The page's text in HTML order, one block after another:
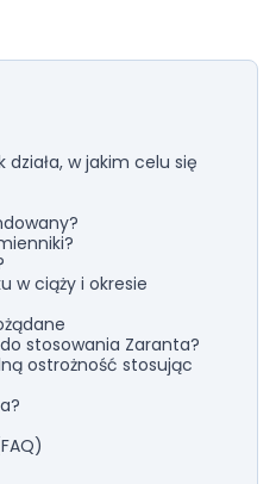
w jakim celu się
w ciąży i okresie
stosowania Zaranta?
ostrożność stosując